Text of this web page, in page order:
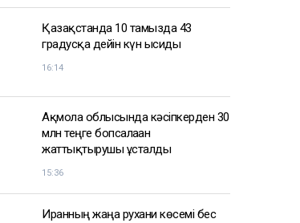
Қазақстанда 10 тамызда 43
градусқа дейін күн ысиды
16:14
Ақмола облысында кәсіпкерден 30
млн теңге бопсалаған
жаттықтырушы ұсталды
15:36
Иранның жаңа рухани көсемі бес